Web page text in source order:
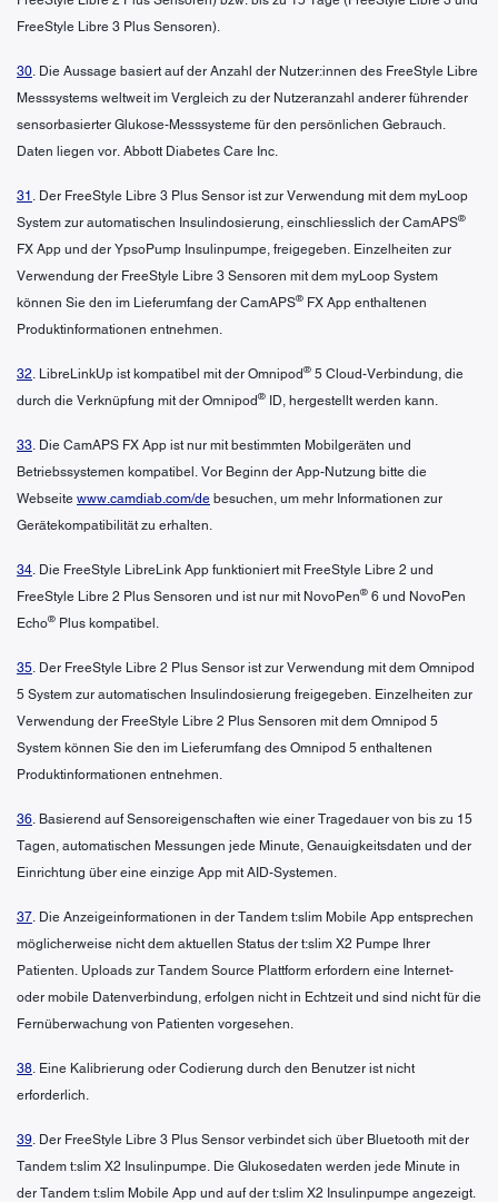
FreeStyle Libre 3 Plus Sensoren).
30. Die Aussage basiert auf der Anzahl der Nutzer:innen des FreeStyle Libre
Messsystems weltweit im Vergleich zu der Nutzeranzahl anderer führender
sensorbasierter Glukose-Messsysteme für den persönlichen Gebrauch.
Daten liegen vor. Abbott Diabetes Care Inc.
31 . Der FreeStyle Libre 3 Plus Sensor ist zur Verwendung mit dem myLoop
System zur automatischen Insulindosierung, einschliesslich der CamAPS®
FX App und der YpsoPump Insulinpumpe, freigegeben. Einzelheiten zur
Verwendung der FreeStyle Libre 3 Sensoren mit dem myLoop System
können Sie den im Lieferumfang der CamAPS® FX App enthaltenen
Produktinformationen entnehmen.
32. LibreLinkUp ist kompatibel mit der Omnipod® 5 Cloud-Verbindung, die
durch die Verknüpfung mit der Omnipod® ID, hergestellt werden kann.
33. Die CamAPS FX App ist nur mit bestimmten Mobilgeräten und
Betriebssystemen kompatibel. Vor Beginn der App-Nutzung bitte die
Webseite www.camdiab.com/de besuchen, um mehr Informationen zur
Gerätekompatibilität zu erhalten.
34. Die FreeStyle LibreLink App funktioniert mit FreeStyle Libre 2 und
FreeStyle Libre 2 Plus Sensoren und ist nur mit NovoPen® 6 und NovoPen
Echo® Plus kompatibel.
35. Der FreeStyle Libre 2 Plus Sensor ist zur Verwendung mit dem Omnipod
5 System zur automatischen Insulindosierung freigegeben. Einzelheiten zur
Verwendung der FreeStyle Libre 2 Plus Sensoren mit dem Omnipod 5
System können Sie den im Lieferumfang des Omnipod 5 enthaltenen
Produktinformationen entnehmen.
36. Basierend auf Sensoreigenschaften wie einer Tragedauer von bis zu 15
Tagen, automatischen Messungen jede Minute, Genauigkeitsdaten und der
Einrichtung über eine einzige App mit AID-Systemen.
37. Die Anzeigeinformationen in der Tandem t:slim Mobile App entsprechen
möglicherweise nicht dem aktuellen Status der t:slim X2 Pumpe Ihrer
Patienten. Uploads zur Tandem Source Plattform erfordern eine Internet-
oder mobile Datenverbindung, erfolgen nicht in Echtzeit und sind nicht für die
Fernüberwachung von Patienten vorgesehen.
38. Eine Kalibrierung oder Codierung durch den Benutzer ist nicht
erforderlich.
39. Der FreeStyle Libre 3 Plus Sensor verbindet sich über Bluetooth mit der
Tandem t:slim X2 Insulinpumpe. Die Glukosedaten werden jede Minute in
der Tandem t:slim Mobile App und auf der t:slim X2 Insulinpumpe angezeigt.